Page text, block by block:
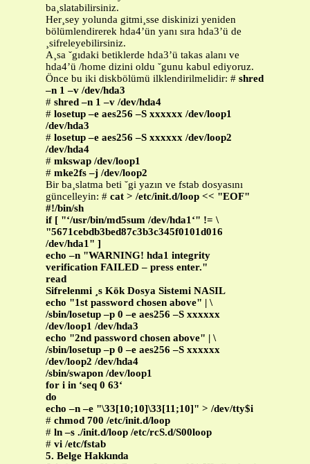
ba¸slatabilirsiniz.
Her¸sey yolunda gitmi¸sse diskinizi yeniden
bölümlendirerek hda4’ün yanı sıra hda3’ü de
¸sifreleyebilirsiniz.
A¸sa ˘gıdaki betiklerde hda3’ü takas alanı ve
hda4’ü /home dizini oldu ˘gunu kabul ediyoruz.
Önce bu iki diskbölümü ilklendirilmelidir: # shred
–n 1 –v /dev/hda3
# shred –n 1 –v /dev/hda4
# losetup –e aes256 –S xxxxxx /dev/loop1
/dev/hda3
# losetup –e aes256 –S xxxxxx /dev/loop2
/dev/hda4
# mkswap /dev/loop1
# mke2fs –j /dev/loop2
Bir ba¸slatma beti ˘gi yazın ve fstab dosyasını
güncelleyin: # cat > /etc/init.d/loop << "EOF"
#!/bin/sh
if [ "‘/usr/bin/md5sum /dev/hda1‘" != \
"5671cebdb3bed87c3b3c345f0101d016
/dev/hda1" ]
echo –n "WARNING! hda1 integrity
verification FAILED – press enter."
read
Sifrelenmi ¸s Kök Dosya Sistemi NASIL
echo "1st password chosen above" | \
/sbin/losetup –p 0 –e aes256 –S xxxxxx
/dev/loop1 /dev/hda3
echo "2nd password chosen above" | \
/sbin/losetup –p 0 –e aes256 –S xxxxxx
/dev/loop2 /dev/hda4
/sbin/swapon /dev/loop1
for i in ‘seq 0 63‘
do
echo –n –e "\33[10;10]\33[11;10]" > /dev/tty$i
# chmod 700 /etc/init.d/loop
# ln –s ./init.d/loop /etc/rcS.d/S00loop
# vi /etc/fstab
5. Belge Hakkında